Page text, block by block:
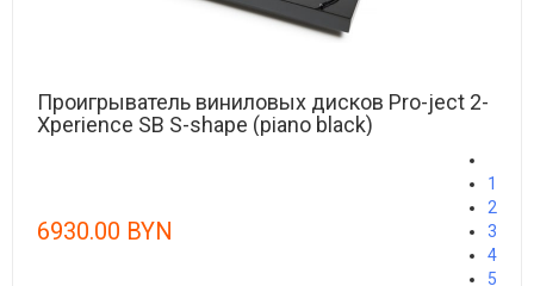
Проигрыватель виниловых дисков Pro-ject 2-
Xperience SB S-shape (piano black)
6930.00 BYN
1
2
3
4
5